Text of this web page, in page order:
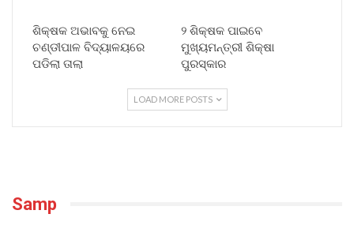
ଶିକ୍ଷକ ଅଭାବକୁ ନେଇ
ଚଣ୍ଡୀପାଳ ବିଦ୍ୟାଳୟରେ
ପଡିଲା ତାଲା
୨ ଶିକ୍ଷକ ପାଇବେ
ମୁଖ୍ୟମନ୍ତ୍ରୀ ଶିକ୍ଷା
ପୁରସ୍କାର
LOAD MORE POSTS
Samp